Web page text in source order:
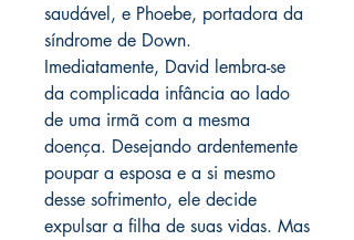
saudável, e Phoebe, portadora da
síndrome de Down.
Imediatamente, David lembra-se
da complicada infância ao lado
de uma irmã com a mesma
doença. Desejando ardentemente
poupar a esposa e a si mesmo
desse sofrimento, ele decide
expulsar a filha de suas vidas. Mas